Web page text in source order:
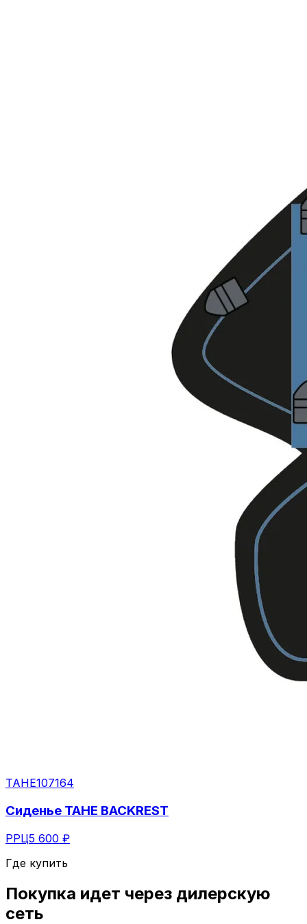
TAHE107164
Сиденье TAHE BACKREST
РРЦ5 600 ₽
Где купить
Покупка идет через дилерскую
сеть